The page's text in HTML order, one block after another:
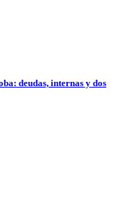
deudas, internas y dos